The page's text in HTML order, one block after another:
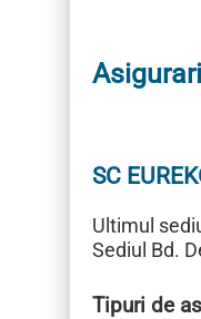
SC
Ultimul
Sediul Bd.
Tipuri de